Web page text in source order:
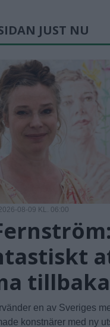
JUST NU
08-09 KL. 06:00
en av Sveriges
konstnärer med ny